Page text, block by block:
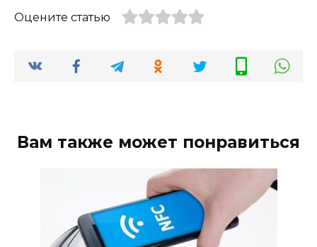
Оцените статью
Вам также может понравиться